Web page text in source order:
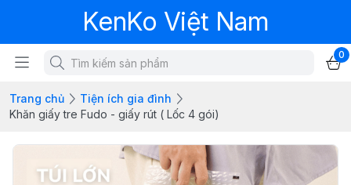
KenKo Việt Nam
0
Trang chủ
Tiện ích gia đình
Khăn giấy tre Fudo - giấy rút ( Lốc 4 gói)